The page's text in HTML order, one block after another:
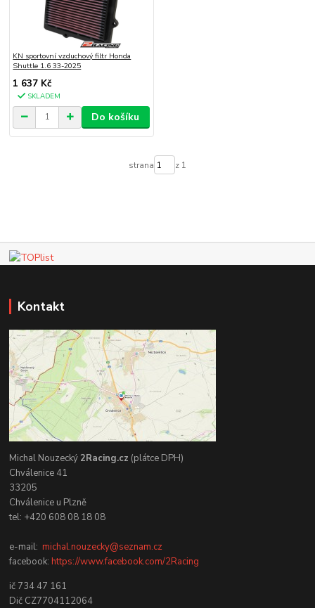
KN sportovní vzduchový filtr Honda
Shuttle 1.6 33-2025
1 637 Kč
SKLADEM
Do košíku
strana z 1
Kontakt
Michal Nouzecký2Racing.cz (plátce DPH)
Chválenice 41
33205
Chválenice u Plzně
tel: +420 608 08 18 08
e-mail:michal.nouzecky@seznam.cz
facebook:https://www.facebook.com/2Racing
ič 734 47 161
Dič CZ7704112064